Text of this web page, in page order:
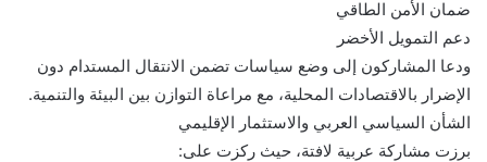
ضمان الأمن الطاقي
دعم التمويل الأخضر
ودعا المشاركون إلى وضع سياسات تضمن الانتقال المستدام دون
الإضرار بالاقتصادات المحلية، مع مراعاة التوازن بين البيئة والتنمية.
الشأن السياسي العربي والاستثمار الإقليمي
برزت مشاركة عربية لافتة، حيث ركزت على: